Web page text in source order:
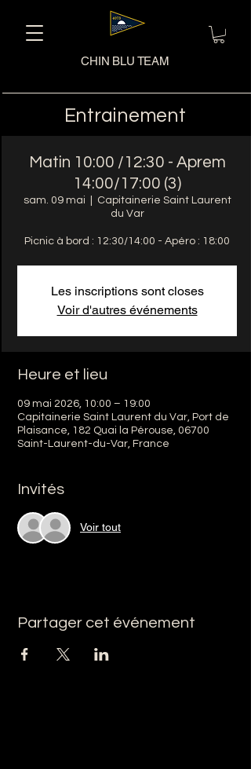
CHIN BLU TEAM
Entrainement
Matin 10:00 /12:30 - Aprem
14:00/17:00 (3)
sam. 09 mai
Capitainerie Saint Laurent
du Var
Picnic à bord : 12:30/14:00 - Apéro : 18:00
Les inscriptions sont closes
Voir d'autres événements
Heure et lieu
09 mai 2026, 10:00 – 19:00
Capitainerie Saint Laurent du Var, Port de
Plaisance, 182 Quai la Pérouse, 06700
Saint-Laurent-du-Var, France
Invités
Voir tout
Partager cet événement